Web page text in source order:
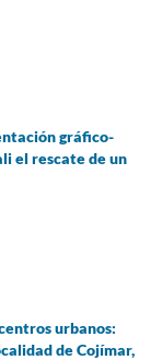
gráfico-
el rescate de un
urbanos:
de Cojímar,